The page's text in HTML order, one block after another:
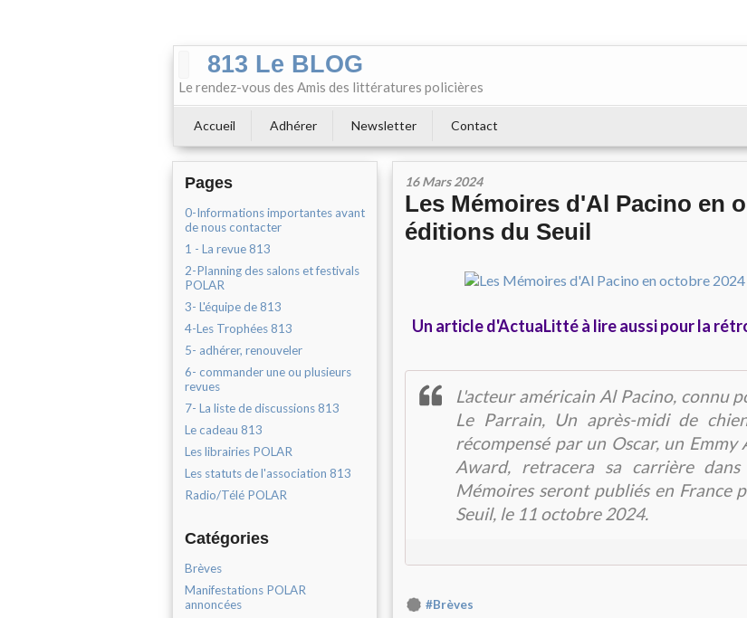
813 Le BLOG
Le rendez-vous des Amis des littératures policières
Accueil Adhérer Newsletter Contact
Pages
0-Informations importantes avant
de nous contacter
1 - La revue 813
2-Planning des salons et festivals
POLAR
3- L'équipe de 813
4-Les Trophées 813
5- adhérer, renouveler
6- commander une ou plusieurs
revues
7- La liste de discussions 813
Le cadeau 813
Les librairies POLAR
Les statuts de l'association 813
Radio/Télé POLAR
Catégories
Brèves
Manifestations POLAR
annoncées
16 Mars 2024
Les Mémoires d'Al Pacino en
éditions du Seuil
Un article d'ActuaLitté à lire aussi pour la
L'acteur américain Al Pacino, connu
Le Parrain, Un après-midi de
récompensé par un Oscar, un Emmy
Award, retracera sa carrière dans
Mémoires seront publiés en France
Seuil, le 11 octobre 2024.
#Brèves